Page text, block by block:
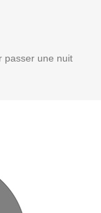
passer une nuit